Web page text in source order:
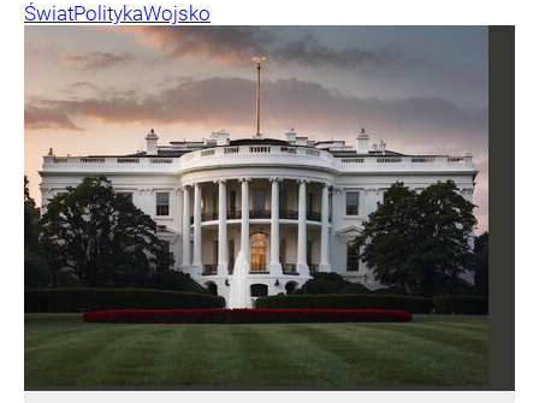
ŚwiatPolitykaWojsko